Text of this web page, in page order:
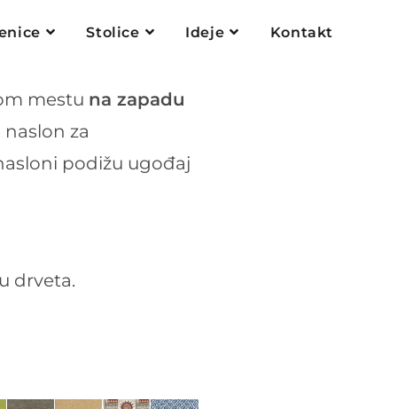
Stolice Ideje Kontakt
mestu na zapadu
za
podižu ugođaj
drveta.